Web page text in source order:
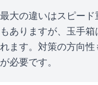
最大の違いはスピード
もありますが、玉手
れます。対策の方向
が必要です。